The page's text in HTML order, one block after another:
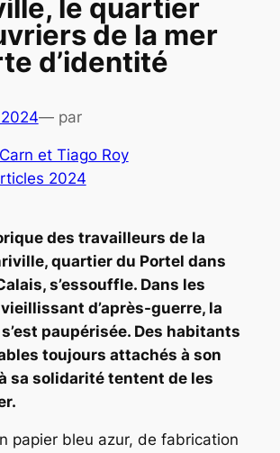
le quartier
de la mer
d’identité
— par
et Tiago Roy
2024
des travailleurs de la
quartier du Portel dans
s’essouffle. Dans les
d’après-guerre, la
paupérisée. Des habitants
toujours attachés à son
sa solidarité tentent de les
papier bleu azur, de fabrication